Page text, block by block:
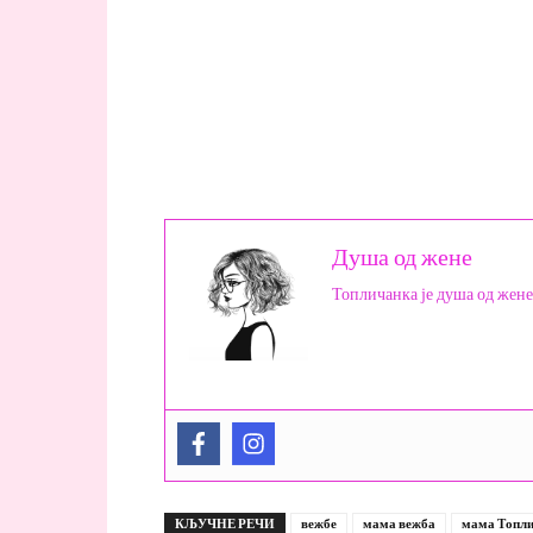
Душа од жене
Топличанка је душа од
КЉУЧНЕ РЕЧИ вежбе мама вежба мама